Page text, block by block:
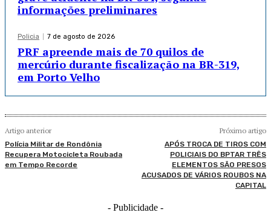
informações preliminares
Policia 7 de agosto de 2026
PRF apreende mais de 70 quilos de
mercúrio durante fiscalização na BR-319,
em Porto Velho
Artigo anterior
Polícia Militar de Rondônia
Recupera Motocicleta Roubada
em Tempo Recorde
Próximo artigo
APÓS TROCA DE TIROS COM
POLICIAIS DO BPTAR TRÊS
ELEMENTOS SÃO PRESOS
ACUSADOS DE VÁRIOS ROUBOS NA
CAPITAL
- Publicidade -